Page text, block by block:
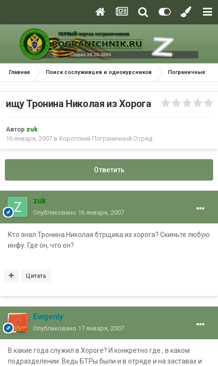
Главная Поиск сослуживцев и однокурсников Пограничные
ищу Тронина Николая из Хорога
Автор zuk
16 января, 2007 в Хорогский Пограничный Отряд
Ответить
zuk
Опубликовано 16 января, 2007
Кто знал Тронина Николая бтрщика из хорога? Скиньте любую
инфу. Где он, что он?
Цитата
Ewgeniy
Опубликовано 17 января, 2007
В какие года служил в Хороге? И конкретно где , в каком
подразделении. Ведь БТРы были и в отряде и на заставах и